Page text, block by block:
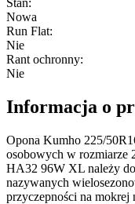
Nowa
Run Flat:
Nie
Rant ochronny:
Nie
Informacja o
Opona Kumho 225/
osobowych w rozmiarze
HA32 96W XL należy
nazywanych
przyczepności na mokrej